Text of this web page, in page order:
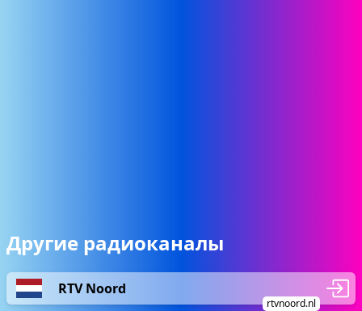
Другие радиоканалы
RTV Noord
rtvnoord.nl